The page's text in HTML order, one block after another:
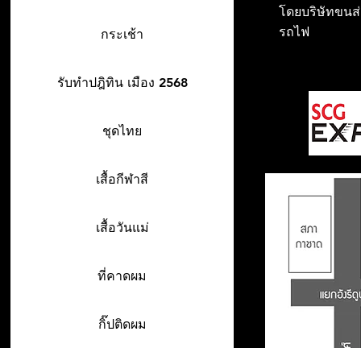
กระเช้า
รับทำปฎิทิน เมือง 2568
ชุดไทย
เสื้อกีฬาสี
เสื้อวันแม่
ที่คาดผม
กิ๊ปติดผม
โดยบริษัทขน
รถไฟ